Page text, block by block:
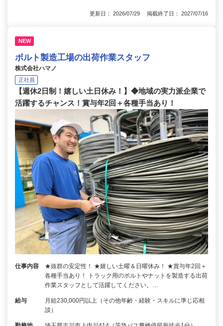
更新日： 2026/07/29 掲載終了日： 2027/07/16
NEW
ボルト製造工場の出荷作業スタッフ
株式会社ハマノ
正社員
【週休2日制！嬉しい土日休み！】◆地域の実力派企業で
活躍するチャンス！賞与年2回＋各種手当あり！
仕事内容
★抜群の安定性！ ★嬉しい土曜＆日曜休み！ ★賞与年2回＋
各種手当あり！ トラック用のボルトやナットを製造する出荷
作業スタッフとして活躍してください。…
給与
月給230,000円以上（その他年齢・経験・スキルに準じ応相
談）